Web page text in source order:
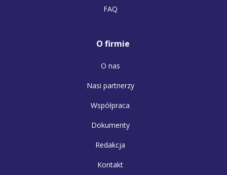
FAQ
O firmie
O nas
Nasi partnerzy
Współpraca
Dokumenty
Redakcja
Kontakt